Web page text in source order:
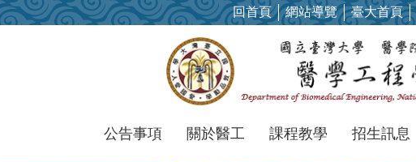
回首頁 網站導覽 臺大首頁
公告事項 關於醫工 課程教學 招生訊息